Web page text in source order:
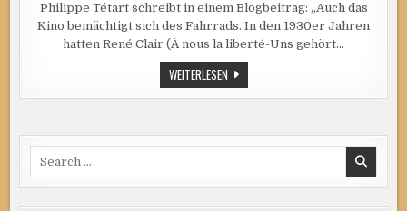
RADSPORT
IN
DER
Philippe Tétart schreibt in einem Blogbeitrag: „Auch das
Kino bemächtigt sich des Fahrrads. In den 1930er Jahren
hatten René Clair (À nous la liberté-Uns gehört…
WEITERLESENDER
RADSPORT
IN
DER
1930ER